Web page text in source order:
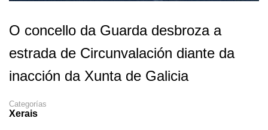
O concello da Guarda desbroza a
estrada de Circunvalación diante da
inacción da Xunta de Galicia
Categorías
Xerais